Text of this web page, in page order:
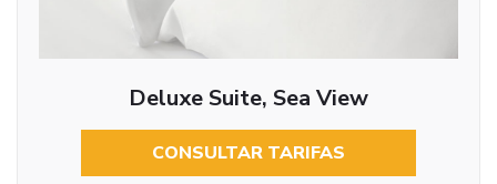
Deluxe Suite, Sea View
CONSULTAR TARIFAS